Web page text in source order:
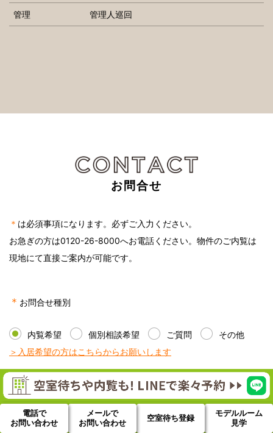
管理 管理人巡回
お問合せ
＊ は必須事項になります。必ずご入力ください。
お急ぎの方は0120-26-8000へお電話ください。物件のご内覧は
現地にて直接ご案内が可能です。
＊ お問合せ種別
内覧希望 個別相談希望 ご質問
その他
＞入居希望の方はこちらからお願いします
＊お問合せ物件名
電話で
お問い合わせ
メールで
お問い合わせ
空室待ち登録
モデルルーム
見学